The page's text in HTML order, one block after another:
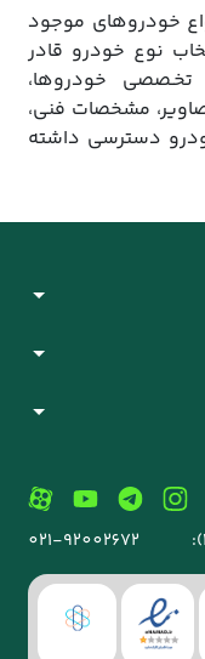
خودروهای موجود
نوع خودرو قادر
خودروها،
مشخصات فنی،
دسترسی داشته
021-92002672